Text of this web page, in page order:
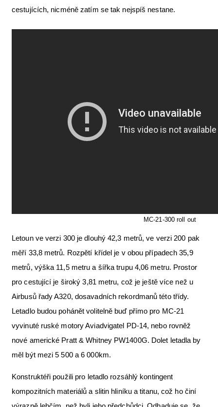
cestujících, nicméně zatím se tak nejspíš nestane.
MC-21-300 roll out
Letoun ve verzi 300 je dlouhý 42,3 metrů, ve verzi 200 pak
měří 33,8 metrů. Rozpětí křídel je v obou případech 35,9
metrů, výška 11,5 metru a šířka trupu 4,06 metru. Prostor
pro cestující je široký 3,81 metru, což je ještě více než u
Airbusů řady A320, dosavadních rekordmanů této třídy.
Letadlo budou pohánět volitelně buď přímo pro MC-21
vyvinuté ruské motory Aviadvigatel PD-14, nebo rovněž
nové americké Pratt & Whitney PW1400G. Dolet letadla by
měl být mezi 5 500 a 6 000km.
Konstruktéři použili pro letadlo rozsáhlý kontingent
kompozitních materiálů a slitin hliníku a titanu, což ho činí